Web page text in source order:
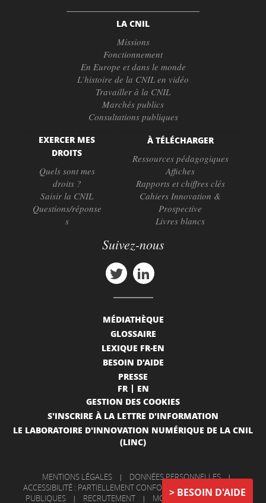
BESOIN D'AIDE
LA CNIL
Missions
Fonctionnement
En Europe et dans le monde
L’histoire de la CNIL en vidéo
Travailler à la CNIL
Marchés publics
Consultations publiques
EXERCER MES
DROITS
Quels sont mes
droits ?
Saisir la CNIL
Questions/réponse
s
À TÉLÉCHARGER
Ressources pédagogiques
Affiches
Rapports et chiffres clés
Cahiers Innovation &
Prospective
Livres blancs
Suivez-nous
MÉDIATHÈQUE
GLOSSAIRE
LEXIQUE FR-EN
BESOIN D'AIDE
PRESSE
FR
EN
GESTION DES COOKIES
S'INSCRIRE À LA LETTRE D'INFORMATION
LE LABORATOIRE D'INNOVATION NUMÉRIQUE DE LA CNIL
(LINC)
MENTIONS LÉGALES | DONNÉES PERSONNELLES |
ACCESSIBILITÉ : PARTIELLEMENT CONFORME
|
INFORMATIONS
PUBLIQUES
| RECRUTEMENT | MON COMPTE | NOUS